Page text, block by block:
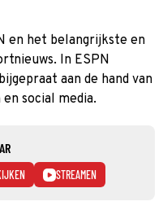
en het belangrijkste en
In ESPN
aan de hand van
social media.
STREAMEN